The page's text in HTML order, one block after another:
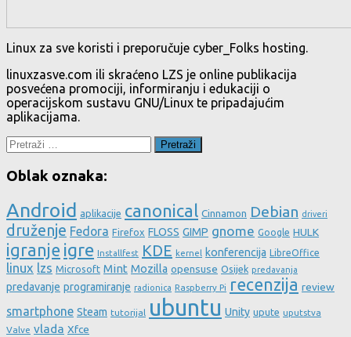
Linux za sve koristi i preporučuje cyber_Folks hosting.
linuxzasve.com ili skraćeno LZS je online publikacija
posvećena promociji, informiranju i edukaciji o
operacijskom sustavu GNU/Linux te pripadajućim
aplikacijama.
Pretraži:
Oblak oznaka:
Android aplikacije canonical Cinnamon Debian driveri
druženje Fedora Firefox FLOSS GIMP gnome Google HULK
igranje igre Installfest KDE kernel konferencija LibreOffice
linux lzs Microsoft Mint Mozilla opensuse Osijek predavanja
predavanje programiranje radionica Raspberry Pi recenzija review
smartphone Steam tutorijal ubuntu Unity upute uputstva
Valve vlada Xfce